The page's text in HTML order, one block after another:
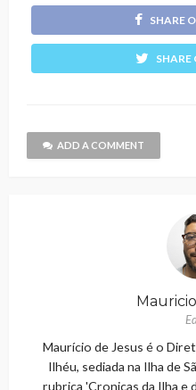
SHARE
ADD A COMMENT
Maurício de Jesus é o
Ilhéu, sediada na Ilha de
rubrica 'Cronicas da Ilha e